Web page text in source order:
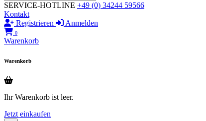
SERVICE-HOTLINE +49 (0) 34244 59566
Kontakt
Registrieren
Anmelden
0
Warenkorb
Warenkorb
Ihr Warenkorb ist leer.
Jetzt einkaufen